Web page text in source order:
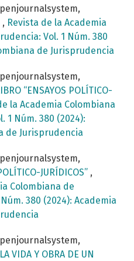
, Revista de la Academia
Vol. 1 Núm. 380
de Jurisprudencia
“ENSAYOS POLÍTICO-
la Academia Colombiana
1 Núm. 380 (2024):
de Jurisprudencia
JURÍDICOS” ,
Colombiana de
380 (2024): Academia
VIDA Y OBRA DE UN